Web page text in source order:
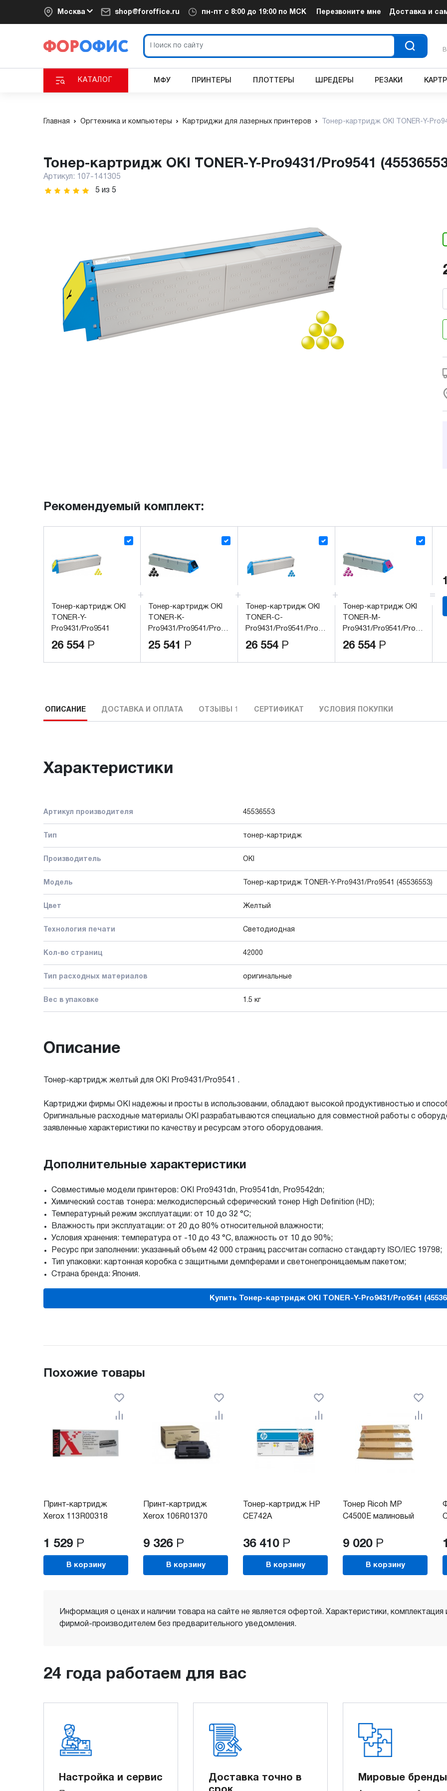
Москва shop@foroffice.ru пн-пт с 8:00 до 19:00 по МСК Перезвоните мне Доставка и
КАТАЛОГ МФУ ПРИНТЕРЫ ПЛОТТЕРЫ ШРЕДЕРЫ РЕЗАКИ
Главная Оргтехника и компьютеры Картриджи для лазерных принтеров Тонер-картридж OKI TONER-Y-
Тонер-картридж OKI TONER-Y-Pro9431/Pro9541
Артикул:
107-141305
5 из 5
Рекомендуемый комплект:
Тонер-картридж OKI
TONER-Y-
Pro9431/Pro9541
(45536553)
26 554 Р
Тонер-картридж OKI
TONER-K-
Pro9431/Pro9541/Pro9542
(45536556)
25 541 Р
Тонер-картридж OKI
TONER-C-
Pro9431/Pro9541/Pro9542
(45536555)
26 554 Р
Тонер-картридж OKI
TONER-M-
Pro9431/Pro9541/Pro9542
(45536554)
26 554 Р
ОПИСАНИЕ ДОСТАВКА И ОПЛАТА ОТЗЫВЫ СЕРТИФИКАТ УСЛОВИЯ ПОКУПКИ
Характеристики
Артикул производителя 45536553
Тип тонер-картридж
Производитель OKI
Модель Тонер-картридж TONER-Y-Pro9431/Pro9541 (45536553)
Цвет Желтый
Технология печати Светодиодная
Кол-во страниц 42000
Тип расходных материалов оригинальные
Вес в упаковке 1.5 кг
Описание
Тонер-картридж желтый для OKI Pro9431/Pro9541 .
Картриджи фирмы OKI надежны и просты в использовании, обладают высокой продуктивностью и
Оригинальные расходные материалы OKI разрабатываются специально для совместной работы с
заявленные характеристики по качеству и ресурсам этого оборудования.
Дополнительные характеристики
Совместимые модели принтеров: OKI Pro9431dn, Pro9541dn, Pro9542dn;
Химический состав тонера: мелкодисперсный сферический тонер High Definition (HD);
Температурный режим эксплуатации: от 10 до 32 °C;
Влажность при эксплуатации: от 20 до 80% относительной влажности;
Условия хранения: температура от -10 до 43 °C, влажность от 10 до 90%;
Ресурс при заполнении: указанный объем 42 000 страниц рассчитан согласно стандарту ISO/IEC 19798;
Тип упаковки: картонная коробка с защитными демпферами и светонепроницаемым пакетом;
Страна бренда: Япония.
Купить Тонер-картридж OKI TONER-Y-Pro9431/Pro9541
Похожие товары
Принт-картридж
Xerox 113R00318
1 529 Р
В корзину
Принт-картридж
Xerox 106R01370
9 326 Р
В корзину
Тонер-картридж HP
CE742A
36 410 Р
В корзину
Тонер Ricoh MP
C4500E малиновый
9 020 Р
В корзину
Информация о ценах и наличии товара на сайте не является офертой. Характеристики,
фирмой-производителем без предварительного уведомления.
24 года работаем для вас
Настройка и сервис
Доставка точно в
Мировые бренды